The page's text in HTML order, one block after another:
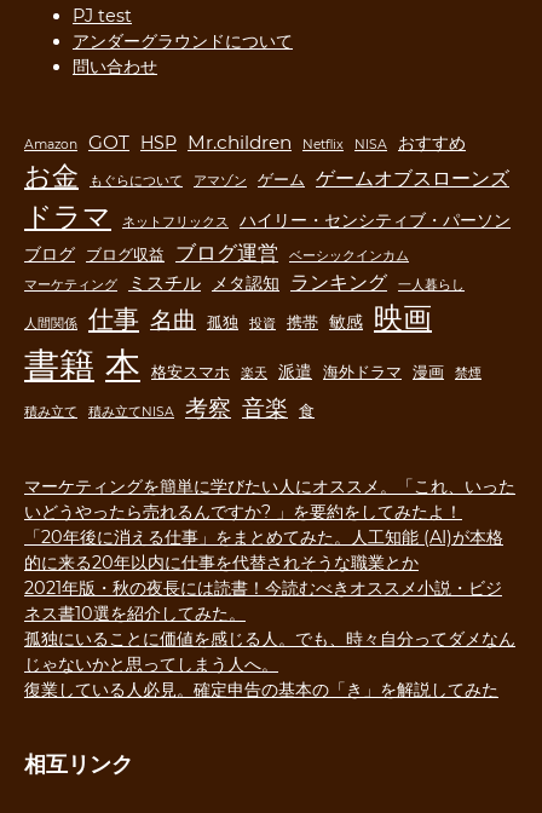
PJ test
アンダーグラウンドについて
問い合わせ
Amazon GOT HSP Mr.children Netflix NISA おすすめ
お金 もぐらについて アマゾン ゲーム ゲームオブスローンズ
ドラマ ネットフリックス
ハイリー・センシティブ・パーソン
ブログ
ブログ収益 ブログ運営
ベーシックインカム
マーケティング
ミスチル メタ認知 ランキング 一人暮らし
人間関係 仕事 名曲 孤独 投資 携帯 敏感 映画
書籍 本 格安スマホ 楽天 派遣 海外ドラマ 漫画 禁煙
積み立て 積み立てNISA 考察 音楽 食
マーケティングを簡単に学びたい人にオススメ。「これ、いった
いどうやったら売れるんですか? 」を要約をしてみたよ！
「20年後に消える仕事」をまとめてみた。人工知能 (AI)が本格
的に来る20年以内に仕事を代替されそうな職業とか
2021年版・秋の夜長には読書！今読むべきオススメ小説・ビジ
ネス書10選を紹介してみた。
孤独にいることに価値を感じる人。でも、時々自分ってダメなん
じゃないかと思ってしまう人へ。
復業している人必見。確定申告の基本の「き」を解説してみた
相互リンク